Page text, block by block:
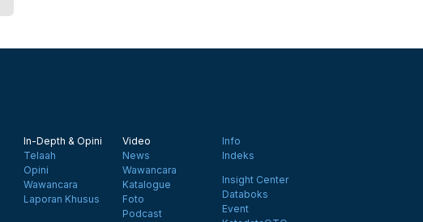
In-Depth & Opini
Telaah
Opini
Wawancara
Laporan Khusus
Video
News
Wawancara
Katalogue
Foto
Podcast
Info
Indeks
Insight Center
Databoks
Event